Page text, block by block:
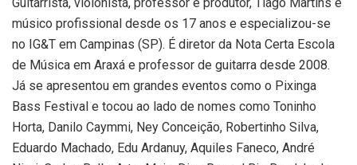
músico profissional desde os 17 anos e especializou-se
no IG&T em Campinas (SP). É diretor da Nota Certa Escola
de Música em Araxá e professor de guitarra desde 2008.
Já se apresentou em grandes eventos como o Pixinga
Bass Festival e tocou ao lado de nomes como Toninho
Horta, Danilo Caymmi, Ney Conceição, Robertinho Silva,
Eduardo Machado, Edu Ardanuy, Aquiles Faneco, André